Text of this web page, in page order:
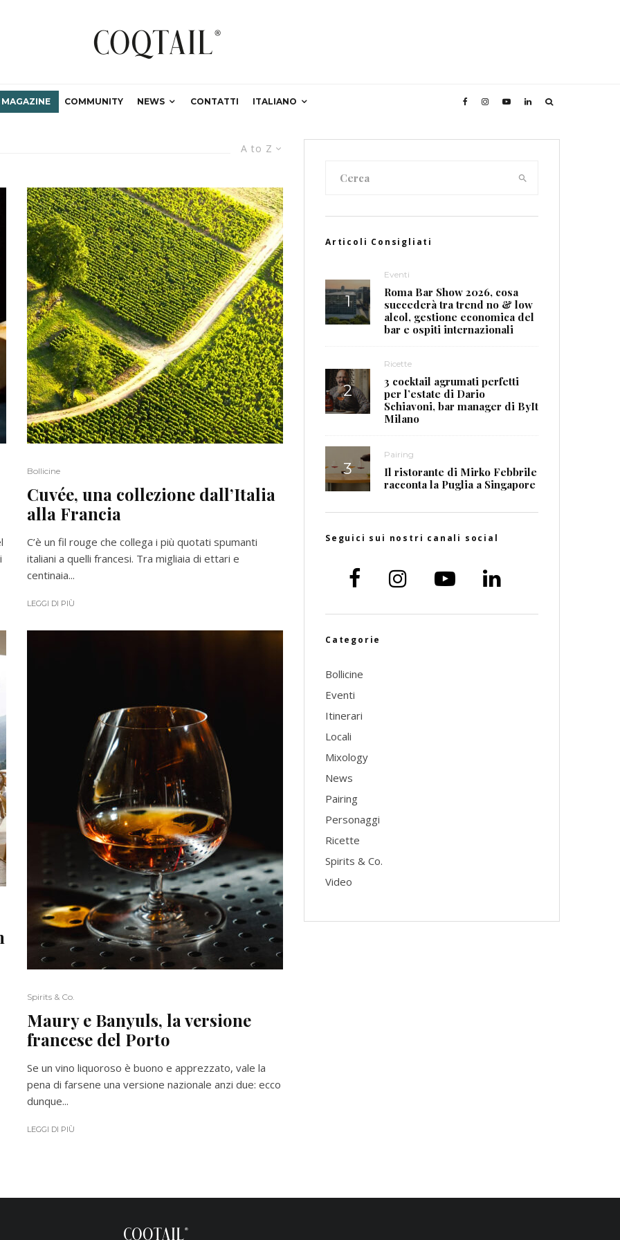
MAGAZINE COMMUNITY NEWS CONTATTI ITALIANO
A to Z
Bollicine
Cuvée, una collezione dall’Italia
alla Francia
C’è un fil rouge che collega i più quotati spumanti
italiani a quelli francesi. Tra migliaia di ettari e
centinaia...
LEGGI DI PIÙ
Spirits & Co.
Maury e Banyuls, la versione
francese del Porto
Se un vino liquoroso è buono e apprezzato, vale la
pena di farsene una versione nazionale anzi due: ecco
dunque...
LEGGI DI PIÙ
Articoli Consigliati
Eventi
Roma Bar Show 2026, cosa
succederà tra trend no & low
alcol, gestione economica del
bar e ospiti internazionali
Ricette
3 cocktail agrumati perfetti
per l’estate di Dario
Schiavoni, bar manager di ByIt
Milano
Pairing
Il ristorante di Mirko Febbrile
racconta la Puglia a Singapore
Seguici sui nostri canali social
Categorie
Bollicine
Eventi
Itinerari
Locali
Mixology
News
Pairing
Personaggi
Ricette
Spirits & Co.
Video